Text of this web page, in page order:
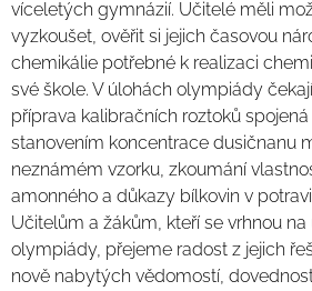
víceletých gymnázií. Učitelé měli
vyzkoušet, ověřit si jejich časovou
chemikálie potřebné k realizaci
své škole. V úlohách olympiády
příprava kalibračních roztoků
stanovením koncentrace dusičnanu
neznámém vzorku, zkoumání
amonného a důkazy bílkovin v
Učitelům a žákům, kteří se vrhnou
olympiády, přejeme radost z jejich
nově nabytých vědomostí,